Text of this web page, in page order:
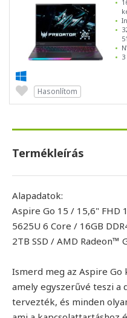
Hasonlítom
Termékleírás
Alapadatok:
Aspire Go 15 / 15,6" FHD
5625U 6 Core / 16GB
2TB SSD / AMD Radeon™
Ismerd meg az Aspire
amely egyszerűvé teszi a
tervezték, és minden